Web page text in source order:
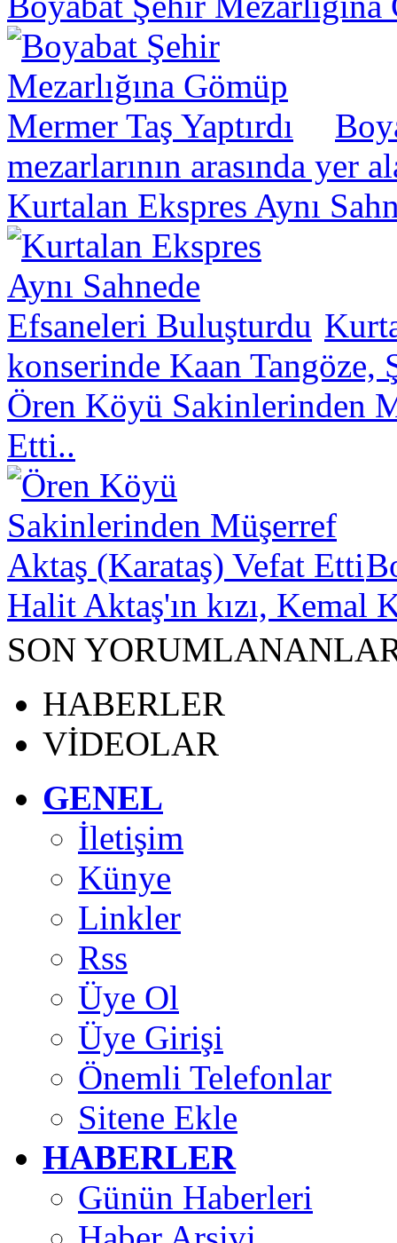
mezarlarının arasında yer
Kurtalan Ekspres Aynı
konserinde Kaan Tangöze,
Ören Köyü Sakinlerinden
Etti..
Halit Aktaş'ın kızı, Kemal
SON
HABERLER
VİDEOLAR
GENEL
İletişim
Künye
Linkler
Rss
Üye Ol
Üye Girişi
Önemli Telefonlar
Sitene Ekle
HABERLER
Günün Haberleri